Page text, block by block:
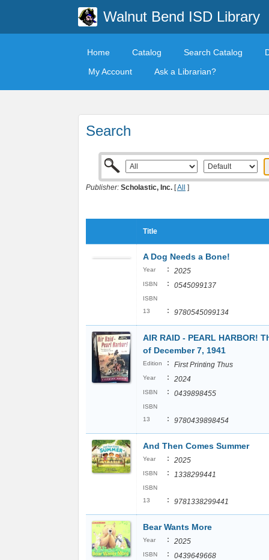
Walnut Bend ISD Library
Home Catalog Search Catalog
My Account
Ask a Librarian?
Search
Publisher: Scholastic, Inc. [All ]
Title
A Dog Needs a Bone!
Year : 2025
ISBN : 0545099137
ISBN
13
: 9780545099134
AIR RAID - PEARL HARBOR!
of December 7, 1941
Edition : First Printing Thus
Year : 2024
ISBN : 0439898455
ISBN
13
: 9780439898454
And Then Comes Summer
Year : 2025
ISBN : 1338299441
ISBN
13
: 9781338299441
Bear Wants More
Year : 2025
ISBN : 0439649668